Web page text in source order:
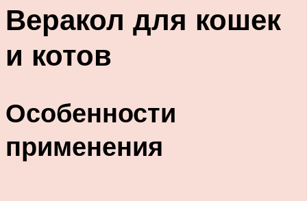
Веракол для кошек
и котов
Особенности
применения